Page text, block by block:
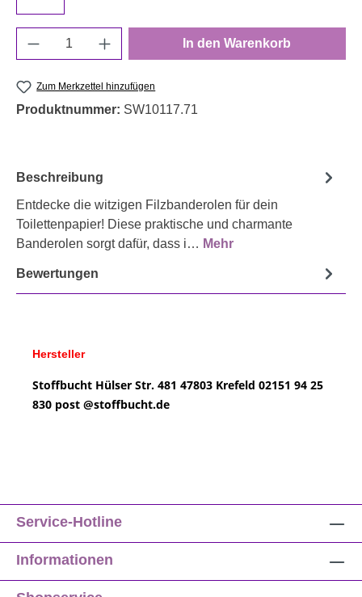
Produkt Anzahl: Gib den gewünschten
In den Warenkorb
Zum Merkzettel hinzufügen
Produktnummer: SW10117.71
Beschreibung
Entdecke die witzigen Filzbanderolen für dein
Toilettenpapier! Diese praktische und charmante
Banderolen sorgt dafür, dass i… Mehr
Bewertungen
Hersteller
Stoffbucht Hülser Str. 481 47803 Krefeld 02151 94 25
830 post @stoffbucht.de
Service-Hotline
Informationen